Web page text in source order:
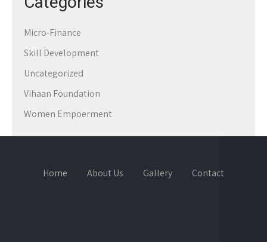
Micro-Finance
Skill Development
Uncategorized
Vihaan Foundation
Women Empoerment
Home About Us Gallery Contact